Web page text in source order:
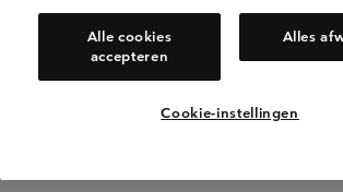
Alle cookies
accepteren
Alles
Cookie-instellingen
Netherlands-Dutch
Alle Locaties Bekijken